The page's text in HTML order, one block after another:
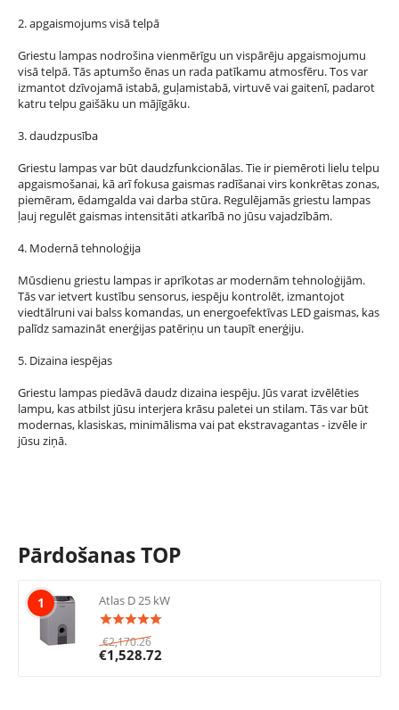
2. apgaismojums visā telpā
Griestu lampas nodrošina vienmērīgu un vispārēju apgaismojumu
visā telpā. Tās aptumšo ēnas un rada patīkamu atmosfēru. Tos var
izmantot dzīvojamā istabā, guļamistabā, virtuvē vai gaitenī, padarot
katru telpu gaišāku un mājīgāku.
3. daudzpusība
Griestu lampas var būt daudzfunkcionālas. Tie ir piemēroti lielu telpu
apgaismošanai, kā arī fokusa gaismas radīšanai virs konkrētas zonas,
piemēram, ēdamgalda vai darba stūra. Regulējamās griestu lampas
ļauj regulēt gaismas intensitāti atkarībā no jūsu vajadzībām.
4. Modernā tehnoloģija
Mūsdienu griestu lampas ir aprīkotas ar modernām tehnoloģijām.
Tās var ietvert kustību sensorus, iespēju kontrolēt, izmantojot
viedtālruni vai balss komandas, un energoefektīvas LED gaismas, kas
palīdz samazināt enerģijas patēriņu un taupīt enerģiju.
5. Dizaina iespējas
Griestu lampas piedāvā daudz dizaina iespēju. Jūs varat izvēlēties
lampu, kas atbilst jūsu interjera krāsu paletei un stilam. Tās var būt
modernas, klasiskas, minimālisma vai pat ekstravagantas - izvēle ir
jūsu ziņā.
Pārdošanas TOP
1 Atlas D 25 kW
€2,170.26
€1,528.72